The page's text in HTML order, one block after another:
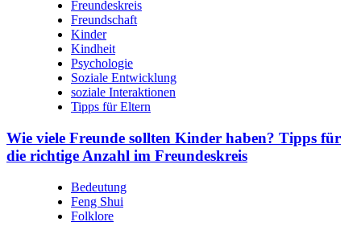
Freundeskreis
Freundschaft
Kinder
Kindheit
Psychologie
Soziale Entwicklung
soziale Interaktionen
Tipps für Eltern
Wie viele Freunde sollten Kinder haben? Tipps für
die richtige Anzahl im Freundeskreis
Bedeutung
Feng Shui
Folklore